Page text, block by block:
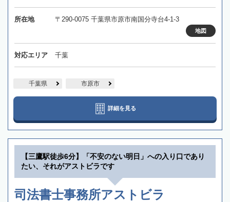
所在地 〒290-0075 千葉県市原市南国分寺台4-1-3
地図
対応エリア 千葉
千葉県 市原市
詳細を見る
【三鷹駅徒歩6分】「不安のない明日」への入り口であり
たい、それがアストビラです
司法書士事務所アストビラ